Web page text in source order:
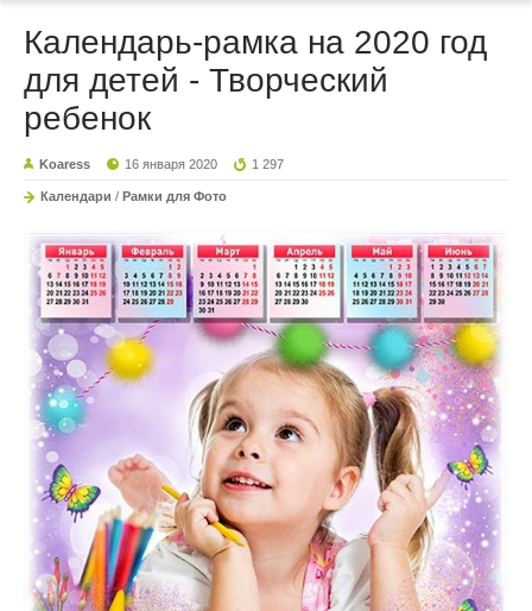
Календарь-рамка на 2020 год
для детей - Творческий
ребенок
Koaress 16 января 2020 1 297
Календари / Рамки для Фото